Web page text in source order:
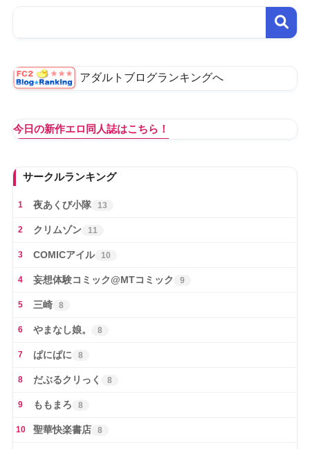
アダルトブログランキングへ
今日の新作エロ同人誌はこちら！
サークルランキング
1 夜あくび小隊 13
2 クリムゾン 11
3 COMICアイル 10
4 妄想体験コミック@MTコミック 9
5 三崎 8
6 やまなし娘。 8
7 ぱにぱに 8
8 だぶるクリっく 8
9 ももまろ 8
10 聖華快楽書店 8